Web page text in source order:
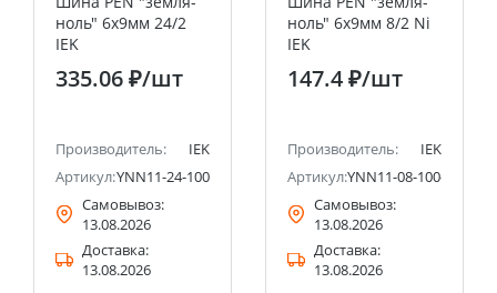
ноль" 6х9мм 24/2
IEK
335.06 ₽/шт
Производитель:
IEK
Артикул:YNN11-24-100
Самовывоз:
13.08.2026
Доставка:
13.08.2026
ноль" 6х9мм 8/2 Ni
IEK
147.4 ₽/шт
Производитель:
IEK
Артикул:YNN11-08-100-N
Самовывоз:
13.08.2026
Доставка:
13.08.2026